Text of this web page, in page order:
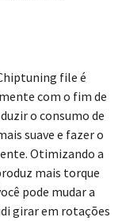
file é
com o fim de
o consumo de
suave e fazer o
Otimizando a
mais torque
pode mudar a
girar em rotações